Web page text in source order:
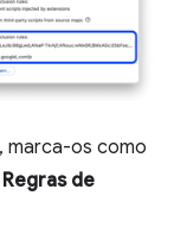
marca-os como
Regras de